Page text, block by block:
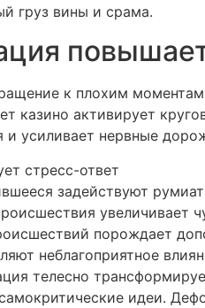
груз вины и срама.
к плохим
казино активирует
и усиливает нервные
стресс-ответ
задействуют
увеличивает
порождает
неблагоприятное
телесно
идеи.